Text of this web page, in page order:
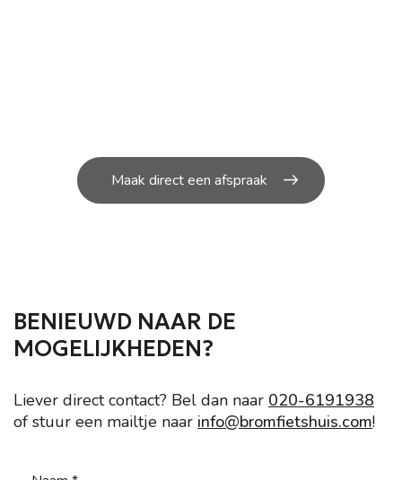
Maak direct een afspraak
BENIEUWD NAAR DE
MOGELIJKHEDEN?
Liever direct contact? Bel dan naar 020-6191938
of stuur een mailtje naar info@bromfietshuis.com!